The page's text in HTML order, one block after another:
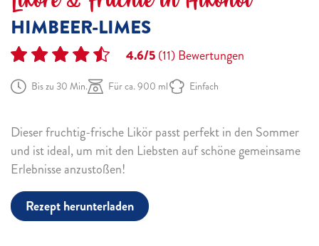
HIMBEER-LIMES
4.6/5(11)Bewertungen
Bis zu 30 Min. Für ca. 900 ml Einfach
Dieser fruchtig-frische Likör passt perfekt in den Sommer
und ist ideal, um mit den Liebsten auf schöne gemeinsame
Erlebnisse anzustoßen!
Rezept herunterladen